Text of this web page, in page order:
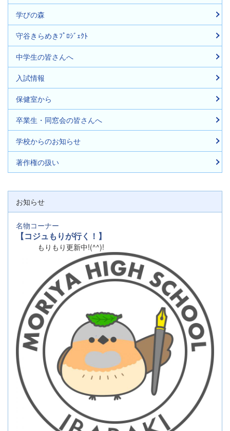
学びの森
守谷きらめきﾌﾟﾛｼﾞｪｸﾄ
中学生の皆さんへ
入試情報
保健室から
卒業生・同窓会の皆さんへ
学校からのお知らせ
著作権の扱い
お知らせ
名物コーナー
【コジュもりが行く！】
もりもり更新中!(^^)!